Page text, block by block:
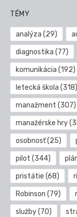
TÉMY
analýza (29)
diagnostika (77)
komunikácia (192)
letecká škola (318)
manažment (307)
manažérske hry
osobnosť(25)
pilot (344)
pristátie (68)
Robinson (79)
služby(70)